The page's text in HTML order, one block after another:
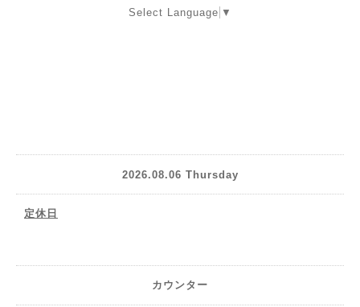
Select Language ▼
2026.08.06 Thursday
定休日
カウンター